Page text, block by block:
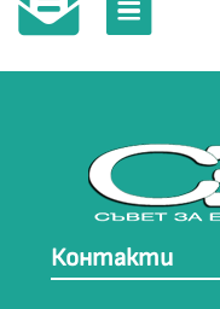
Контакти